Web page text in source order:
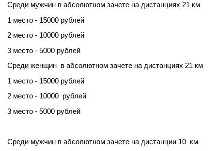
Среди мужчин в абсолютном зачете на дистанциях 21 км
1 место - 15000 рублей
2 место - 10000 рублей
3 место - 5000 рублей
Среди женщин в абсолютном зачете на дистанциях 21 км
1 место - 15000 рублей
2 место - 10000 рублей
3 место - 5000 рублей
Среди мужчин в абсолютном зачете на дистанции 10 км